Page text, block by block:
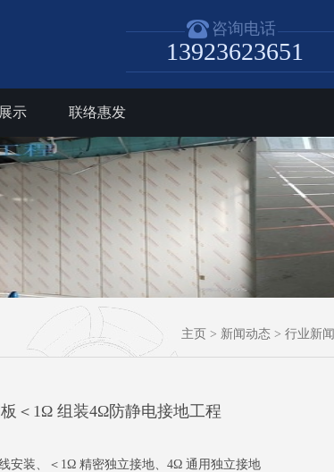
咨询电话
13923623651
示 联络惠发
主页 > 新闻动态 > 行业新闻
＜1Ω 组装4Ω防静电接地工程
安装、＜1Ω 精密独立接地、4Ω 通用独立接地